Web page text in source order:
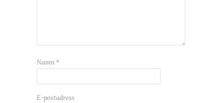
Namn *
E-postadress